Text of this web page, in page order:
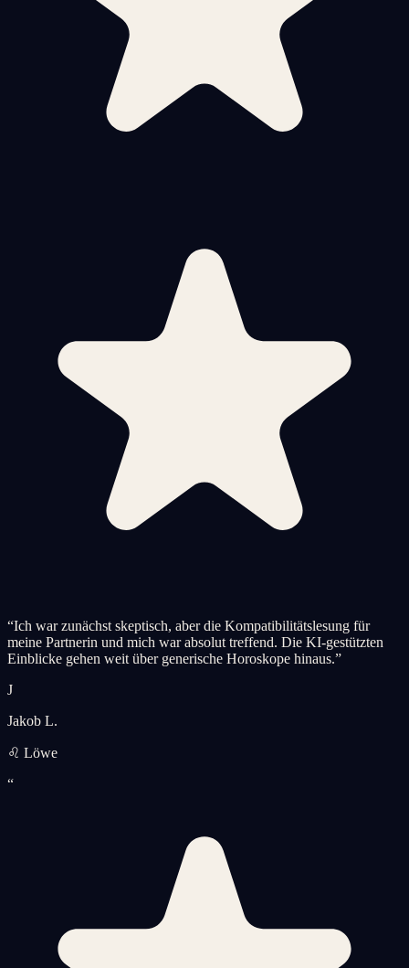
“Ich war zunächst skeptisch, aber die Kompatibilitätslesung für
meine Partnerin und mich war absolut treffend. Die KI-gestützten
Einblicke gehen weit über generische Horoskope hinaus.”
J
Jakob L.
♌ Löwe
“